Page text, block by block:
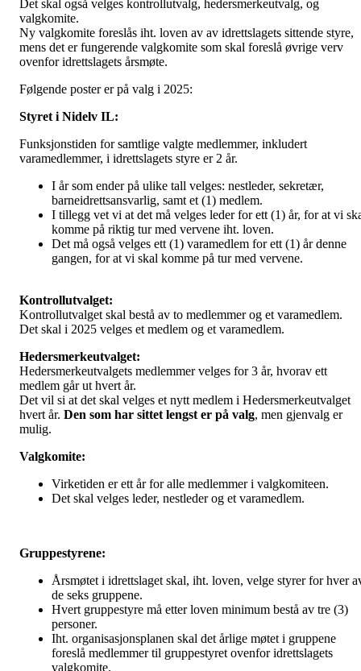
Det skal også velges kontrollutvalg, hedersmerkeutvalg, og
valgkomite.
Ny valgkomite foreslås iht. loven av av idrettslagets sittende styre,
mens det er fungerende valgkomite som skal foreslå øvrige verv
ovenfor idrettslagets årsmøte.
Følgende poster er på valg i 2025:
Styret i Nidelv IL:
Funksjonstiden for samtlige valgte medlemmer, inkludert
varamedlemmer, i idrettslagets styre er 2 år.
I år som ender på ulike tall velges: nestleder, sekretær,
barneidrettsansvarlig, samt et (1) medlem.
I tillegg vet vi at det må velges leder for ett (1) år, for at vi
komme på riktig tur med vervene iht. loven.
Det må også velges ett (1) varamedlem for ett (1) år denne
gangen, for at vi skal komme på tur med vervene.
Kontrollutvalget:
Kontrollutvalget skal bestå av to medlemmer og et varamedlem.
Det skal i 2025 velges et medlem og et varamedlem.
Hedersmerkeutvalget:
Hedersmerkeutvalgets medlemmer velges for 3 år, hvorav ett
medlem går ut hvert år.
Det vil si at det skal velges et nytt medlem i Hedersmerkeutvalget
hvert år. Den som har sittet lengst er på valg, men gjenvalg er
mulig.
Valgkomite:
Virketiden er ett år for alle medlemmer i valgkomiteen.
Det skal velges leder, nestleder og et varamedlem.
Gruppestyrene:
Årsmøtet i idrettslaget skal, iht. loven, velge styrer for hver
de seks gruppene.
Hvert gruppestyre må etter loven minimum bestå av tre (3)
personer.
Iht. organisasjonsplanen skal det årlige møtet i gruppene
foreslå medlemmer til gruppestyret ovenfor idrettslagets
valgkomite.